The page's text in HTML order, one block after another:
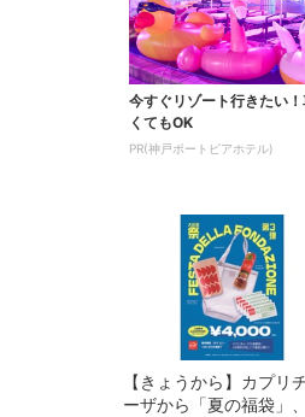
今すぐリゾート行きたい
くてもOK
PR(神戸ポートピアホテル)
【きょうから】カプリ
ーザから「夏の福袋」